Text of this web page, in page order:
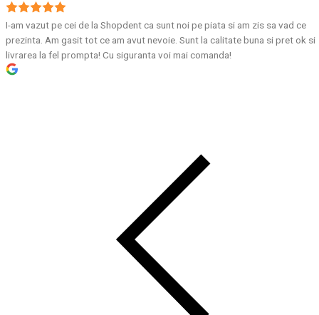
I-am vazut pe cei de la Shopdent ca sunt noi pe piata si am zis sa vad ce
prezinta. Am gasit tot ce am avut nevoie. Sunt la calitate buna si pret ok si
livrarea la fel prompta! Cu siguranta voi mai comanda!